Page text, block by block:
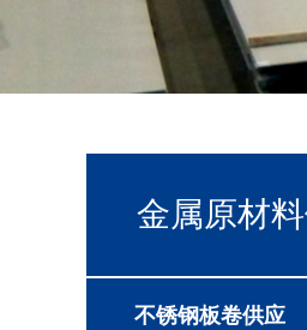
金属原材
不锈钢板卷供应